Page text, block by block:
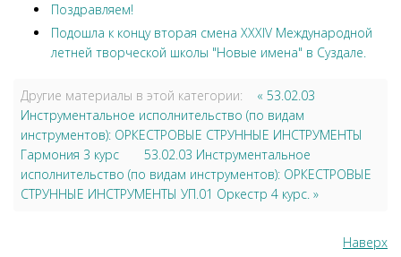
Поздравляем!
Подошла к концу вторая смена XXXIV Международной
летней творческой школы "Новые имена" в Суздале.
Другие материалы в этой категории:
« 53.02.03
Инструментальное исполнительство (по видам
инструментов): ОРКЕСТРОВЫЕ СТРУННЫЕ ИНСТРУМЕНТЫ
Гармония 3 курс
53.02.03 Инструментальное
исполнительство (по видам инструментов): ОРКЕСТРОВЫЕ
СТРУННЫЕ ИНСТРУМЕНТЫ УП.01 Оркестр 4 курс. »
Наверх